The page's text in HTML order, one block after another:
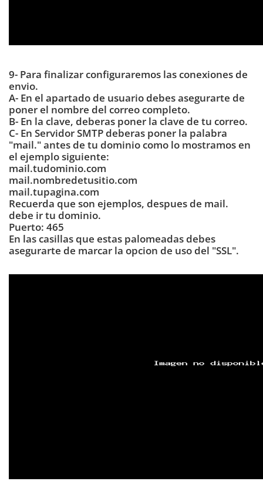
9- Para finalizar configuraremos las conexiones de
envio.
A- En el apartado de usuario debes asegurarte de
poner el nombre del correo completo.
B- En la clave, deberas poner la clave de tu correo.
C- En Servidor SMTP deberas poner la palabra
"mail." antes de tu dominio como lo mostramos en
el ejemplo siguiente:
mail.tudominio.com
mail.nombredetusitio.com
mail.tupagina.com
Recuerda que son ejemplos, despues de mail.
debe ir tu dominio.
Puerto: 465
En las casillas que estas palomeadas debes
asegurarte de marcar la opcion de uso del "SSL".